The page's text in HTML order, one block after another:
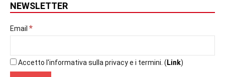
NEWSLETTER
Email *
Accetto l'informativa sulla privacy e i termini. ( Link)